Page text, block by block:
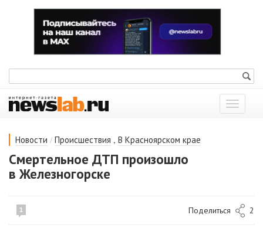
Показать
меню
Новости / Происшествия , В Красноярском крае
Смертельное ДТП произошло
в Железногорске
1 Поделиться 2